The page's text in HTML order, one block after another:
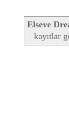
Elseve
kayıtlar